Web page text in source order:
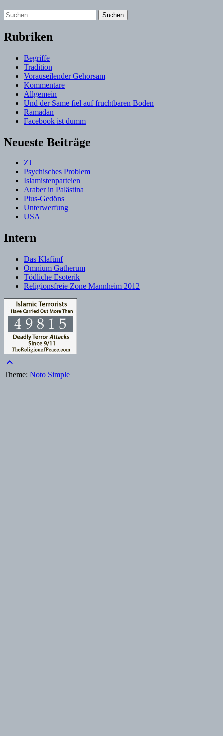
Suchen
nach:
Rubriken
Begriffe
Tradition
Vorauseilender Gehorsam
Kommentare
Allgemein
Und der Same fiel auf fruchtbaren Boden
Ramadan
Facebook ist dumm
Neueste Beiträge
ZJ
Psychisches Problem
Islamistenparteien
Araber in Palästina
Pius-Gedöns
Unterwerfung
USA
Intern
Das Klafünf
Omnium Gatherum
Tödliche Esoterik
Religionsfreie Zone Mannheim 2012
keyboard_arrow_up
Theme: Noto Simple